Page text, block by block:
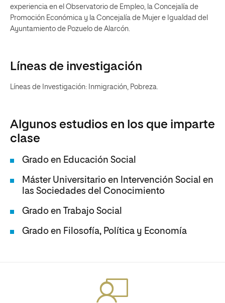
experiencia en el Observatorio de Empleo, la Concejalía de
Promoción Económica y la Concejalía de Mujer e Igualdad del
Ayuntamiento de Pozuelo de Alarcón.
Líneas de investigación
Líneas de Investigación: Inmigración, Pobreza.
Algunos estudios en los que imparte
clase
Grado en Educación Social
Máster Universitario en Intervención Social en
las Sociedades del Conocimiento
Grado en Trabajo Social
Grado en Filosofía, Política y Economía